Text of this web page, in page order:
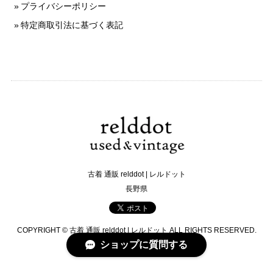
プライバシーポリシー
特定商取引法に基づく表記
古着 通販 relddot | レルドット
長野県
COPYRIGHT © 古着 通販 relddot | レルドット ALL RIGHTS RESERVED.
ショップに質問する